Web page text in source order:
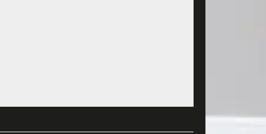
de notre offre en lien avec votre projet. Tout
à remplir ci-contre. Néanmoins, pensez à nous